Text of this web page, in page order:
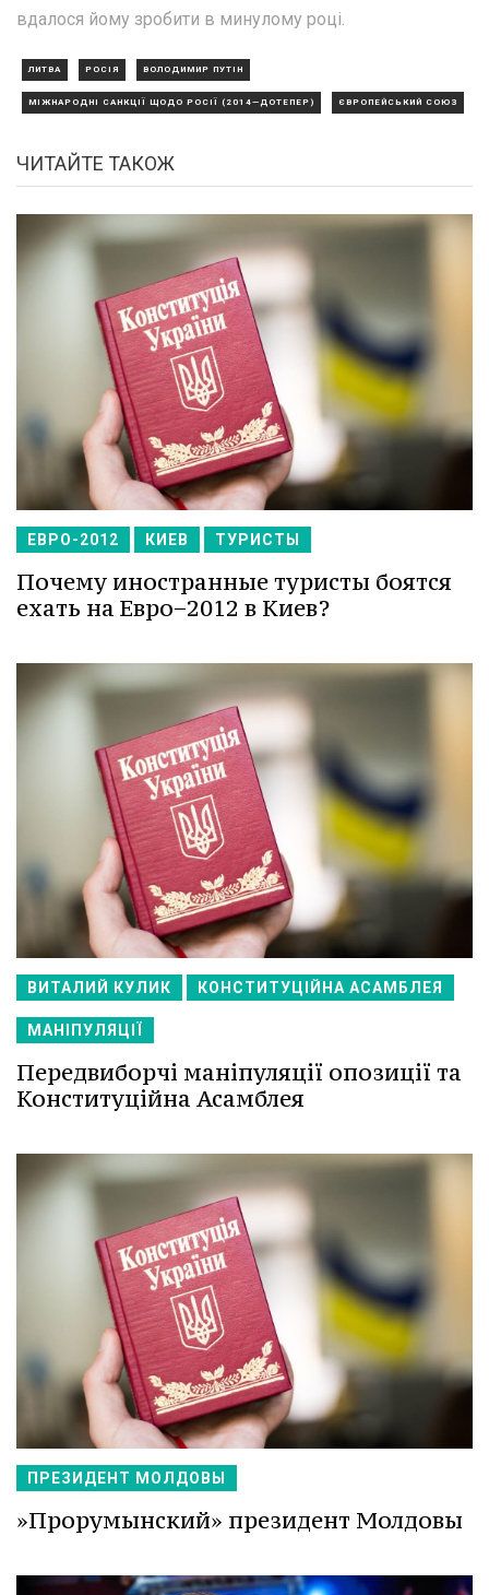
вдалося йому зробити в минулому році.
ЛИТВА РОСІЯ ВОЛОДИМИР ПУТІН
МІЖНАРОДНІ САНКЦІЇ ЩОДО РОСІЇ (2014—ДОТЕПЕР) ЄВРОПЕЙСЬКИЙ СОЮЗ
ЧИТАЙТЕ ТАКОЖ
ЕВРО-2012 КИЕВ ТУРИСТЫ
Почему иностранные туристы боятся
ехать на Евро−2012 в Киев?
ВИТАЛИЙ КУЛИК КОНСТИТУЦІЙНА АСАМБЛЕЯ
МАНІПУЛЯЦІЇ
Передвиборчі маніпуляції опозиції та
Конституційна Асамблея
ПРЕЗИДЕНТ МОЛДОВЫ
»Прорумынский» президент Молдовы